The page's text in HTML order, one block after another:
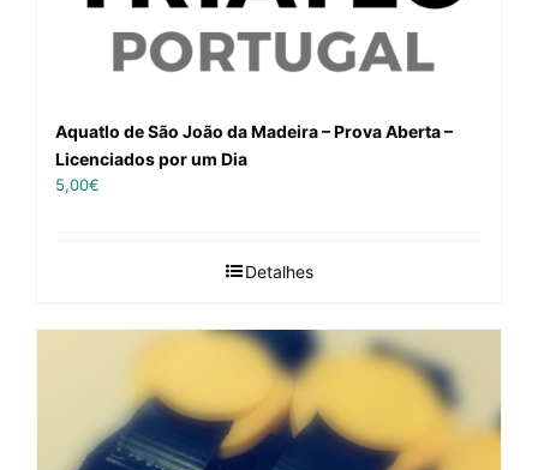
Aquatlo de São João da Madeira – Prova Aberta –
Licenciados por um Dia
5,00€
Detalhes